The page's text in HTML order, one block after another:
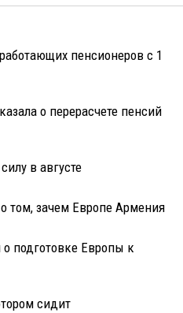
пенсионеров с 1
о перерасчете пенсий
в августе
том, зачем Европе Армения
подготовке Европы к
сидит